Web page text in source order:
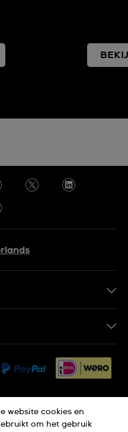
website cookies en
om het gebruik